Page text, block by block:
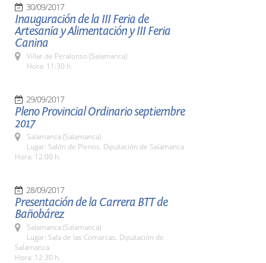
30/09/2017
Inauguración de la III Feria de
Artesanía y Alimentación y III Feria
Canina
Villar de Peralonso (Salamanca)
Hora: 11:30 h.
29/09/2017
Pleno Provincial Ordinario septiembre
2017
Salamanca (Salamanca)
Lugar: Salón de Plenos. Diputación de Salamanca
Hora: 12:00 h.
28/09/2017
Presentación de la Carrera BTT de
Bañobárez
Salamanca (Salamanca)
Lugar: Sala de las Comarcas. Diputación de
Salamanca
Hora: 12:30 h.